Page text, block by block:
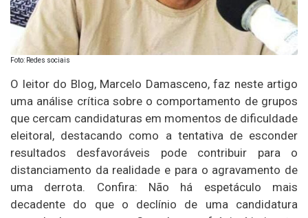
Foto: Redes sociais
O leitor do Blog, Marcelo Damasceno, faz neste artigo
uma análise crítica sobre o comportamento de grupos
que cercam candidaturas em momentos de dificuldade
eleitoral, destacando como a tentativa de esconder
resultados desfavoráveis pode contribuir para o
distanciamento da realidade e para o agravamento de
uma derrota. Confira: Não há espetáculo mais
decadente do que o declínio de uma candidatura